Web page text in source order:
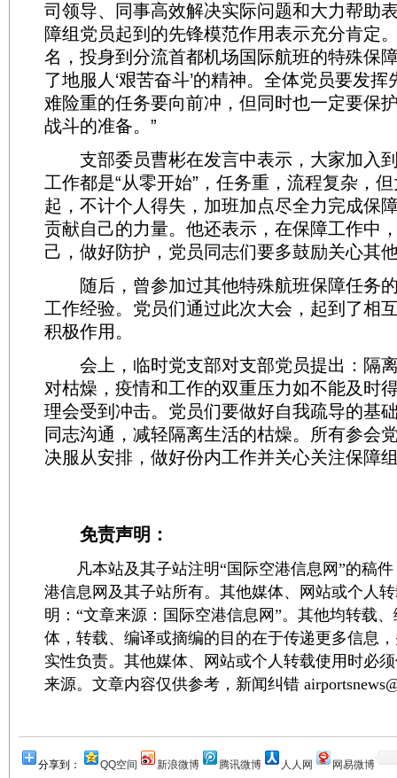
司领导、同事高效解决实际问题和大力帮助
障组党员起到的先锋模范作用表示充分肯定
名，投身到分流首都机场国际航班的特殊保
了地服人‘艰苦奋斗’的精神。全体党员要发
难险重的任务要向前冲，但同时也一定要保
战斗的准备。”
支部委员曹彬在发言中表示，大家加入
工作都是“从零开始”，任务重，流程复杂，
起，不计个人得失，加班加点尽全力完成保
贡献自己的力量。他还表示，在保障工作中
己，做好防护，党员同志们要多鼓励关心其
随后，曾参加过其他特殊航班保障任务
工作经验。党员们通过此次大会，起到了相
积极作用。
会上，临时党支部对支部党员提出：隔
对枯燥，疫情和工作的双重压力如不能及时
理会受到冲击。党员们要做好自我疏导的基
同志沟通，减轻隔离生活的枯燥。所有参会
决服从安排，做好份内工作并关心关注保障
免责声明：
凡本站及其子站注明“国际空港信息网”的稿件
港信息网及其子站所有。其他媒体、网站或个人
明：“文章来源：国际空港信息网”。其他均转载
体，转载、编译或摘编的目的在于传递更多信息
实性负责。其他媒体、网站或个人转载使用时必
来源。文章内容仅供参考，新闻纠错
分享到： QQ空间 新浪微博 腾讯微博 人人网 网易微博